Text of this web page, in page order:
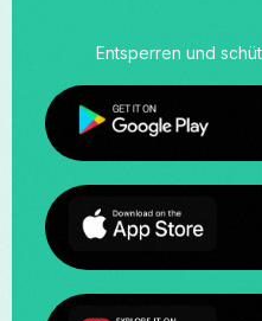
Entsperren und